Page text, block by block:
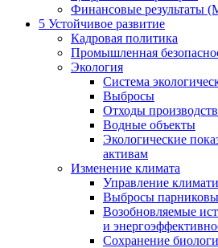
Финансовые результаты
5 Устойчивое развитие
Кадровая политика
Промышленная
Экология
Система
Выбросы
Отходы
Водные объекты
Экологические
активам
Изменение климата
Управление
Выбросы
Возобновляемые
и
Сохранение